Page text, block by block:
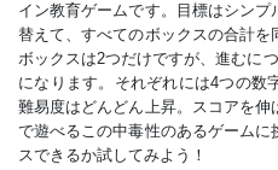
イン教育ゲームです。目標はシン
替えて、すべてのボックスの合計
ボックスは2つだけですが、進むに
になります。それぞれには4つの数
難易度はどんどん上昇。スコアを
で遊べるこの中毒性のあるゲーム
スできるか試してみよう！